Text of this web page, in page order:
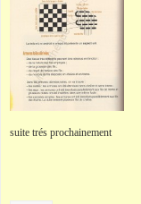
suite trés prochainement